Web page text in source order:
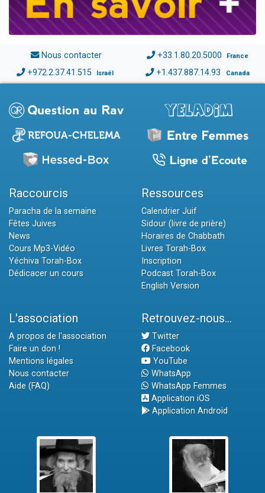
Nous contacter +33.1.80.20.5000 France
+972.2.37.41.515 Israël +1.437.887.14.93 Canada
Raccourcis
Paracha de la semaine
Fêtes Juives
News
Cours Mp3-Vidéo
Yéchiva Torah-Box
Dédicacer un cours
Ressources
Calendrier Juif
Sidour (livre de prière)
Horaires de Chabbath
Livres Torah-Box
Inscription
Podcast Torah-Box
English Version
L'association
A propos de l'association
Faire un don !
Mentions légales
Nous contacter
Aide (FAQ)
Retrouvez-nous...
Twitter
Facebook
YouTube
WhatsApp
WhatsApp Femmes
Application iOS
Application Android